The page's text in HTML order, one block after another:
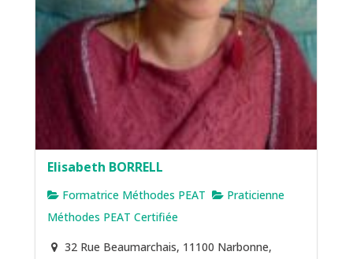
Elisabeth BORRELL
Formatrice Méthodes PEAT
Praticienne
Méthodes PEAT Certifiée
32 Rue Beaumarchais, 11100 Narbonne,